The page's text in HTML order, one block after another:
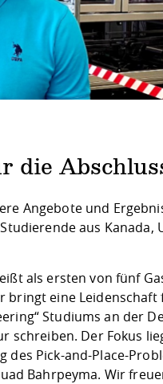
die
Angebote und
aus Kanada,
als ersten von fünf
bringt eine
Studiums an der
schreiben. Der Fokus
Pick-and-Place-
Bahrpeyma. Wir